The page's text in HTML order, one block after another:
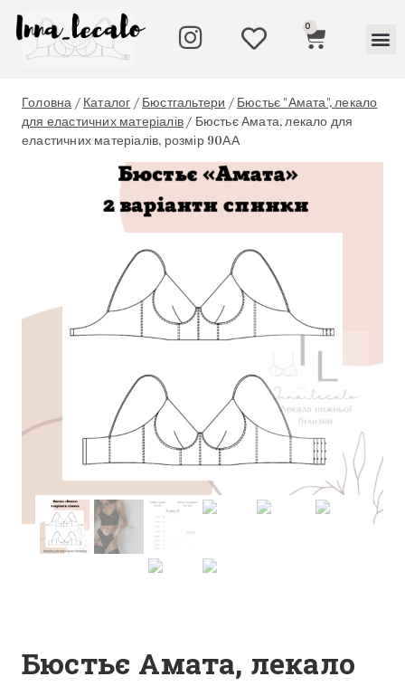
0
Головна / Каталог / Бюстгальтери / Бюстьє "Амата", лекало
для еластичних матеріалів / Бюстьє Амата, лекало для
еластичних матеріалів, розмір 90АА
Бюстьє Амата, лекало